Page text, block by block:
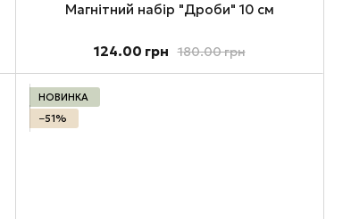
Магнітний набір "Дроби" 10 см
180.00 грн
124.00 грн
НОВИНКА
−51%